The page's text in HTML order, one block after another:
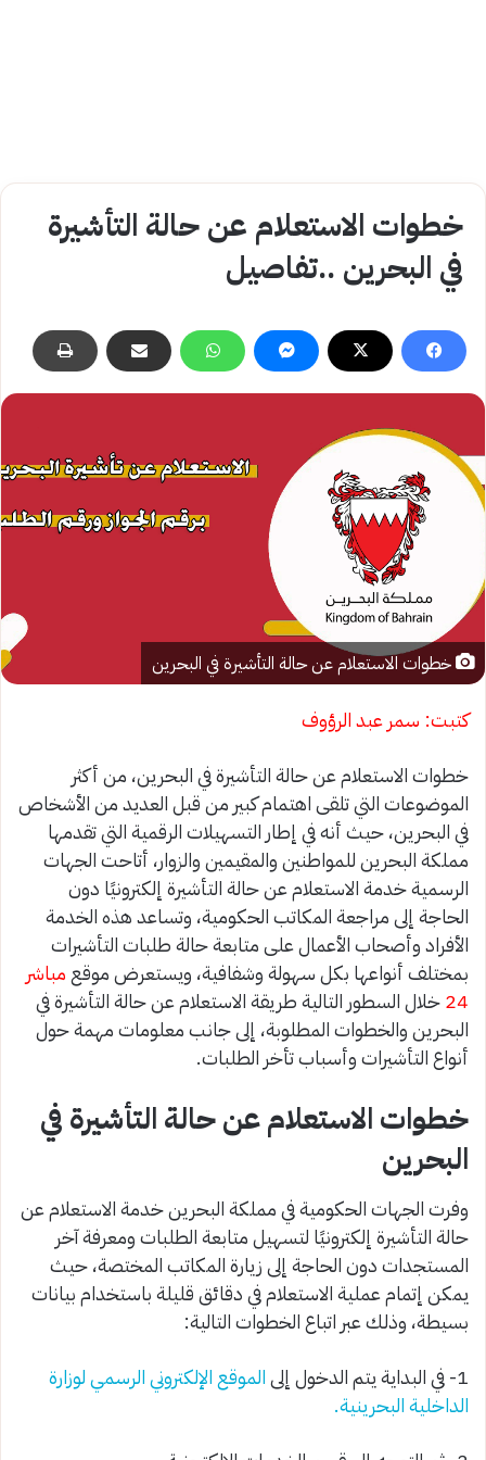
خطوات الاستعلام عن حالة التأشيرة
في البحرين ..تفاصيل
خطوات الاستعلام عن حالة التأشيرة في البحرين
كتبت: سمر عبد الرؤوف
خطوات الاستعلام عن حالة التأشيرة في البحرين، من أكثر
الموضوعات التي تلقى اهتمام كبير من قبل العديد من الأشخاص
في البحرين، حيث أنه في إطار التسهيلات الرقمية التي تقدمها
مملكة البحرين للمواطنين والمقيمين والزوار، أتاحت الجهات
الرسمية خدمة الاستعلام عن حالة التأشيرة إلكترونيًا دون
الحاجة إلى مراجعة المكاتب الحكومية، وتساعد هذه الخدمة
الأفراد وأصحاب الأعمال على متابعة حالة طلبات التأشيرات
بمختلف أنواعها بكل سهولة وشفافية، ويستعرض موقع مباشر
24خلال السطور التالية طريقة الاستعلام عن حالة التأشيرة في
البحرين والخطوات المطلوبة، إلى جانب معلومات مهمة حول
أنواع التأشيرات وأسباب تأخر الطلبات.
خطوات الاستعلام عن حالة التأشيرة في
البحرين
وفرت الجهات الحكومية في مملكة البحرين خدمة الاستعلام عن
حالة التأشيرة إلكترونيًا لتسهيل متابعة الطلبات ومعرفة آخر
المستجدات دون الحاجة إلى زيارة المكاتب المختصة، حيث
يمكن إتمام عملية الاستعلام في دقائق قليلة باستخدام بيانات
بسيطة، وذلك عبر اتباع الخطوات التالية:
1- في البداية يتم الدخول إلى
الموقع الإلكتروني الرسمي لوزارة
الداخلية البحرينية.